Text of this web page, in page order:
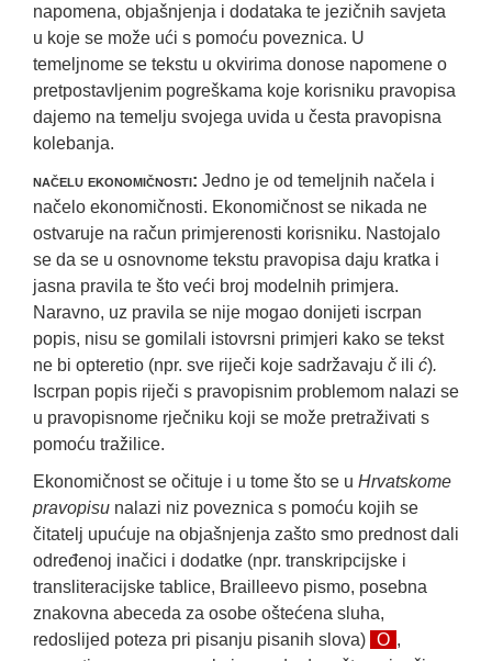
napomena, objašnjenja i dodataka te jezičnih savjeta
u koje se može ući s pomoću poveznica. U
temeljnome se tekstu u okvirima donose napomene o
pretpostavljenim pogreškama koje korisniku pravopisa
dajemo na temelju svojega uvida u česta pravopisna
kolebanja.
načelu ekonomičnosti: Jedno je od temeljnih načela i
načelo ekonomičnosti. Ekonomičnost se nikada ne
ostvaruje na račun primjerenosti korisniku. Nastojalo
se da se u osnovnome tekstu pravopisa daju kratka i
jasna pravila te što veći broj modelnih primjera.
Naravno, uz pravila se nije mogao donijeti iscrpan
popis, nisu se gomilali istovrsni primjeri kako se tekst
ne bi opteretio (npr. sve riječi koje sadržavaju č ili ć).
Iscrpan popis riječi s pravopisnim problemom nalazi se
u pravopisnome rječniku koji se može pretraživati s
pomoću tražilice.
Ekonomičnost se očituje i u tome što se u Hrvatskome
pravopisu nalazi niz poveznica s pomoću kojih se
čitatelj upućuje na objašnjenja zašto smo prednost dali
određenoj inačici i dodatke (npr. transkripcijske i
transliteracijske tablice, Brailleevo pismo, posebna
znakovna abeceda za osobe oštećena sluha,
redoslijed poteza pri pisanju pisanih slova) O ,